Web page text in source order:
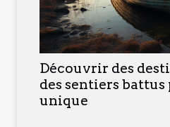
Découvrir des
des sentiers
unique